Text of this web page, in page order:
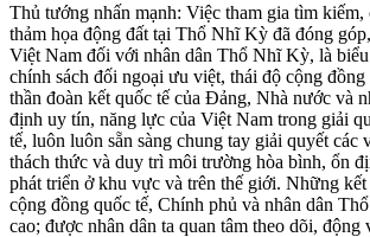
Thủ tướng nhấn mạnh: Việc tham gia tìm
thảm họa động đất tại Thổ Nhĩ Kỳ đã đóng
Việt Nam đối với nhân dân Thổ Nhĩ Kỳ, là
chính sách đối ngoại ưu việt, thái độ cộng
thần đoàn kết quốc tế của Đảng, Nhà nước và
định uy tín, năng lực của Việt Nam trong giải
tế, luôn luôn sẵn sàng chung tay giải quyết các
thách thức và duy trì môi trường hòa bình, ổn
phát triển ở khu vực và trên thế giới. Những kết
cộng đồng quốc tế, Chính phủ và nhân dân
cao; được nhân dân ta quan tâm theo dõi, động